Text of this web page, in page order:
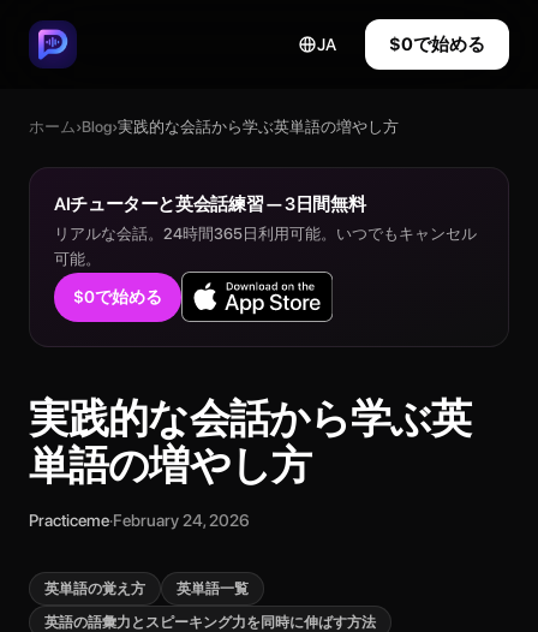
JA $0で始める
ホーム›Blog›実践的な会話から学ぶ英単語の増やし方
AIチューターと英会話練習 — 3日間無料
リアルな会話。24時間365日利用可能。いつでもキャンセル
可能。
$0で始める
実践的な会話から学ぶ英
単語の増やし方
Practiceme·February 24, 2026
英単語の覚え方
英単語一覧
英語の語彙力とスピーキング力を同時に伸ばす方法